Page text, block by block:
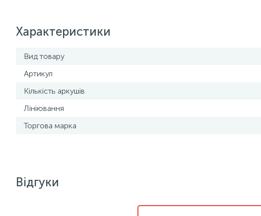
Характеристики
Вид товару
Артикул
Кількість аркушів
Лініювання
Торгова марка
Відгуки